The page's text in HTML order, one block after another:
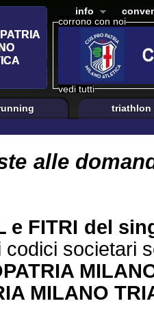
corrono con noi
vedi tutti
info
triathlon
alle
e FITRI del
codici societari
MILANO